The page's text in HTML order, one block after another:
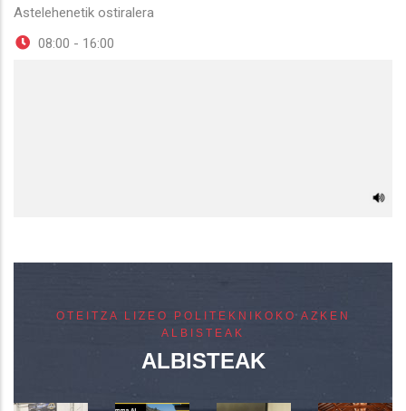
Astelehenetik ostiralera
08:00 - 16:00
OTEITZA LIZEO POLITEKNIKOKO AZKEN
ALBISTEAK
ALBISTEAK